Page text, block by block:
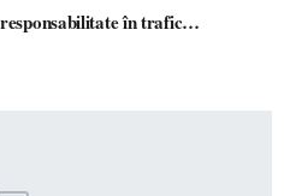
Polițiștii sătmăreni fac apel la responsabilitate în trafic…